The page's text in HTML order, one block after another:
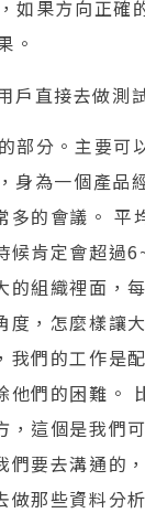
如果方向正
。
直接去做測
部分。主要可
為一個產品
的會議。
肯定會超過
組織裡面，
，怎麼樣讓
們的工作是
們的困難。
這個是我們
要去溝通的
那些資料分